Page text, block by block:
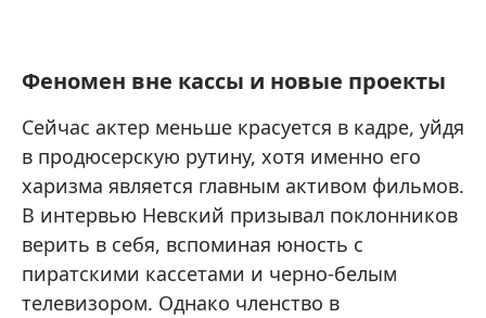
Феномен вне кассы и новые проекты
Сейчас актер меньше красуется в кадре, уйдя
в продюсерскую рутину, хотя именно его
харизма является главным активом фильмов.
В интервью Невский призывал поклонников
верить в себя, вспоминая юность с
пиратскими кассетами и черно-белым
телевизором. Однако членство в